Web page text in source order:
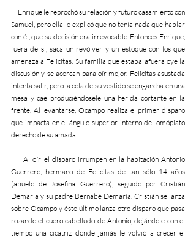
Samuel, pero ella le explicó que no tenía nada que hablar
con él, que su decisión era irrevocable. Entonces Enrique,
fuera de sí, saca un revólver y un estoque con los que
amenaza a Felicitas. Su familia que estaba afuera oye la
discusión y se acercan para oír mejor. Felicitas asustada
intenta salir, pero la cola de su vestido se engancha en una
mesa y cae produciéndosele una herida cortante en la
frente. Al levantarse, Ocampo realiza el primer disparo
que impacta en el ángulo superior interno del omóplato
derecho de su amada.
     Al oír el disparo irrumpen en la habitación Antonio
Guerrero, hermano de Felicitas de tan sólo 14 años
(abuelo de Josefina Guerrero), seguido por Cristián
Demaría y su padre Bernabé Demaría. Cristián se lanza
sobre Ocampo y éste último lanza otro disparo que pasa
rozando el cuero cabelludo de Antonio, dejándole con el
tiempo una cicatriz donde jamás le volvió a crecer el